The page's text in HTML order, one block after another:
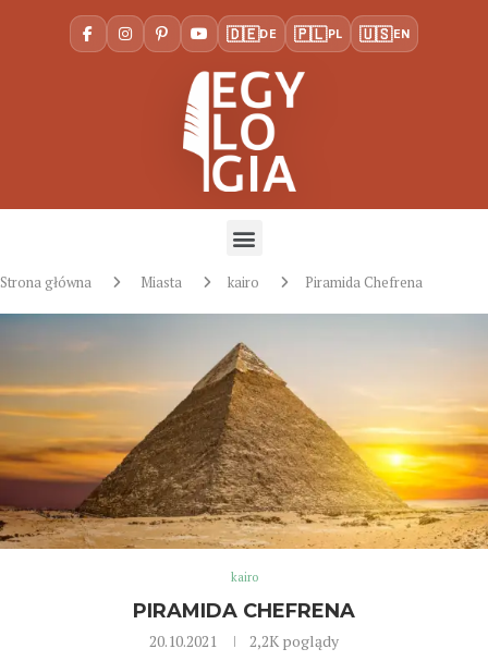
🇩🇪DE 🇵🇱PL 🇺🇸EN
Strona główna Miasta kairo Piramida Chefrena
kairo
PIRAMIDA CHEFRENA
20.10.2021 2,2K poglądy